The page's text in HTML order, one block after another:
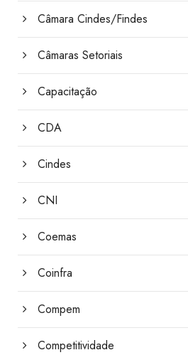
Câmara Cindes/Findes
Câmaras Setoriais
Capacitação
CDA
Cindes
CNI
Coemas
Coinfra
Compem
Competitividade